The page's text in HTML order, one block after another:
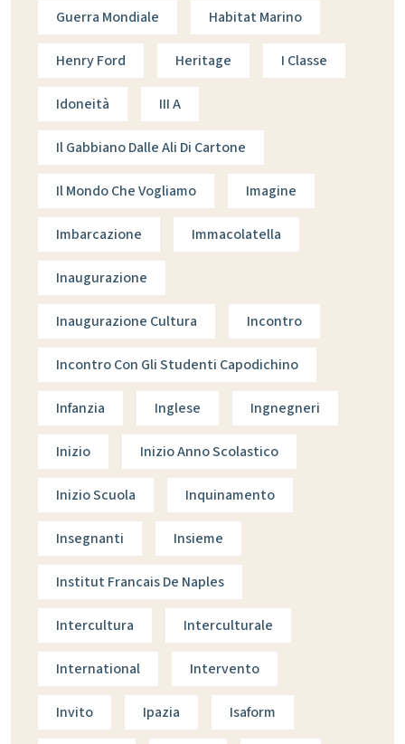
Guerra Mondiale Habitat Marino
Henry Ford Heritage I Classe
Idoneità III A
Il Gabbiano Dalle Ali Di Cartone
Il Mondo Che Vogliamo Imagine
Imbarcazione Immacolatella
Inaugurazione
Inaugurazione Cultura Incontro
Incontro Con Gli Studenti Capodichino
Infanzia Inglese Ingnegneri
Inizio Inizio Anno Scolastico
Inizio Scuola Inquinamento
Insegnanti Insieme
Institut Francais De Naples
Intercultura Interculturale
International Intervento
Invito Ipazia Isaform